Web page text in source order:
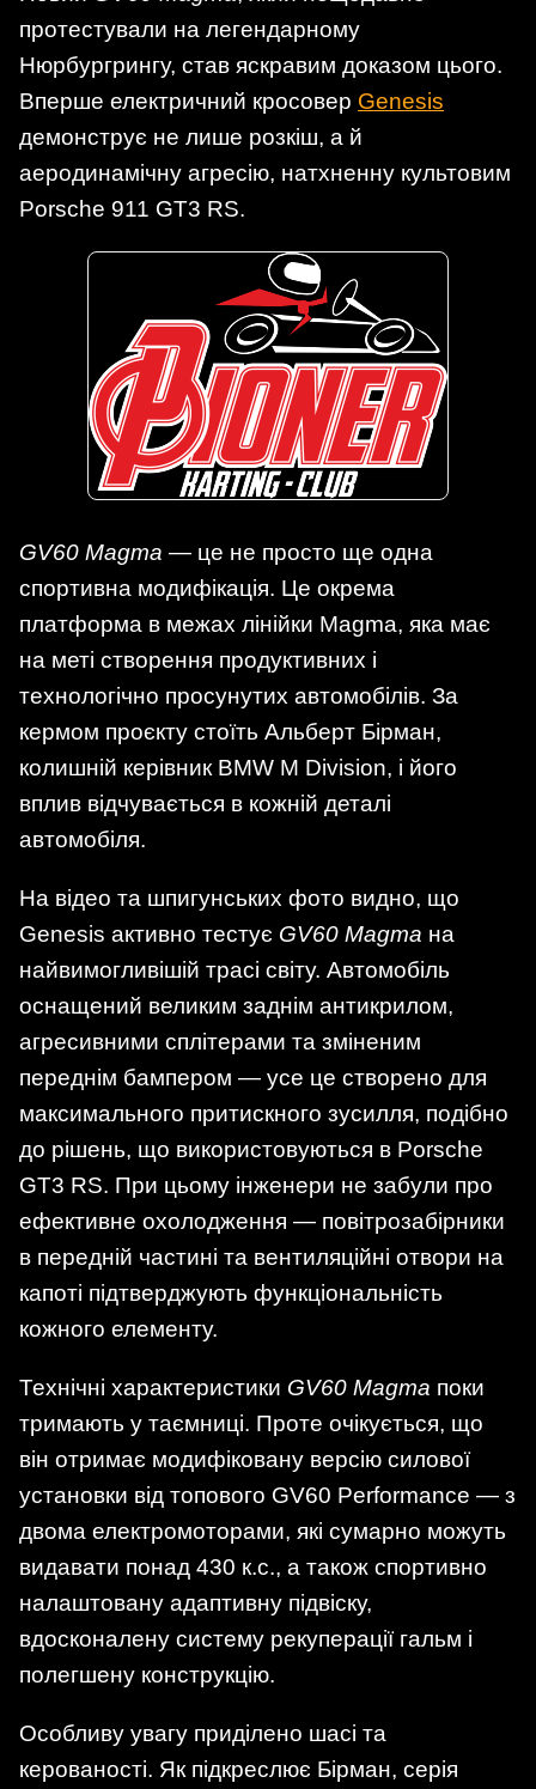
протестували на легендарному
Нюрбургрингу, став яскравим доказом цього.
Вперше електричний кросовер Genesis
демонструє не лише розкіш, а й
аеродинамічну агресію, натхненну культовим
Porsche 911 GT3 RS.
GV60 Magma — це не просто ще одна
спортивна модифікація. Це окрема
платформа в межах лінійки Magma, яка має
на меті створення продуктивних і
технологічно просунутих автомобілів. За
кермом проєкту стоїть Альберт Бірман,
колишній керівник BMW M Division, і його
вплив відчувається в кожній деталі
автомобіля.
На відео та шпигунських фото видно, що
Genesis активно тестує GV60 Magma на
найвимогливішій трасі світу. Автомобіль
оснащений великим заднім антикрилом,
агресивними сплітерами та зміненим
переднім бампером — усе це створено для
максимального притискного зусилля, подібно
до рішень, що використовуються в Porsche
GT3 RS. При цьому інженери не забули про
ефективне охолодження — повітрозабірники
в передній частині та вентиляційні отвори на
капоті підтверджують функціональність
кожного елементу.
Технічні характеристики GV60 Magma поки
тримають у таємниці. Проте очікується, що
він отримає модифіковану версію силової
установки від топового GV60 Performance — з
двома електромоторами, які сумарно можуть
видавати понад 430 к.с., а також спортивно
налаштовану адаптивну підвіску,
вдосконалену систему рекуперації гальм і
полегшену конструкцію.
Особливу увагу приділено шасі та
керованості. Як підкреслює Бірман, серія